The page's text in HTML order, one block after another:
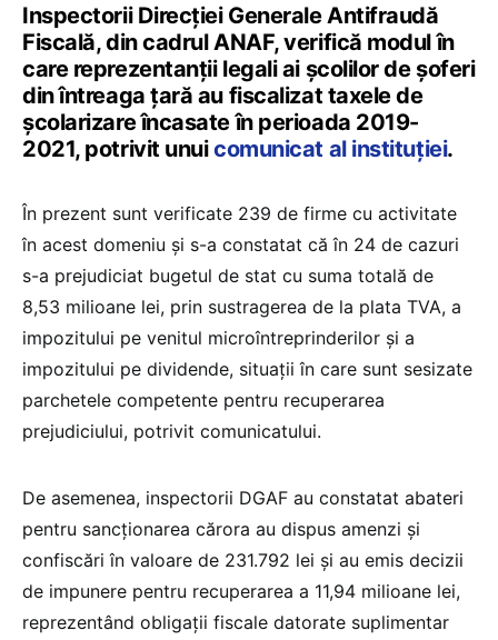
Inspectorii Direcției Generale Antifraudă
Fiscală, din cadrul ANAF, verifică modul în
care reprezentanții legali ai școlilor de șoferi
din întreaga țară au fiscalizat taxele de
școlarizare încasate în perioada 2019-
2021, potrivit unuicomunicat al instituției.
În prezent sunt verificate 239 de firme cu activitate
în acest domeniu și s-a constatat că în 24 de cazuri
s-a prejudiciat bugetul de stat cu suma totală de
8,53 milioane lei, prin sustragerea de la plata TVA, a
impozitului pe venitul microîntreprinderilor și a
impozitului pe dividende, situații în care sunt sesizate
parchetele competente pentru recuperarea
prejudiciului, potrivit comunicatului.
De asemenea, inspectorii DGAF au constatat abateri
pentru sancționarea cărora au dispus amenzi și
confiscări în valoare de 231.792 lei și au emis decizii
de impunere pentru recuperarea a 11,94 milioane lei,
reprezentând obligații fiscale datorate suplimentar